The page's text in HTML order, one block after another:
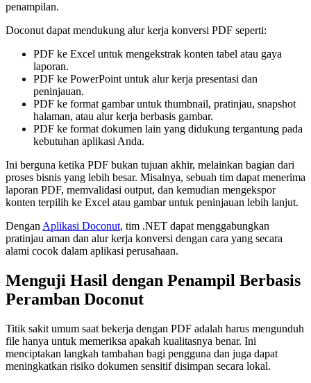
penampilan.
Doconut dapat mendukung alur kerja konversi PDF seperti:
PDF ke Excel untuk mengekstrak konten tabel atau gaya
laporan.
PDF ke PowerPoint untuk alur kerja presentasi dan
peninjauan.
PDF ke format gambar untuk thumbnail, pratinjau, snapshot
halaman, atau alur kerja berbasis gambar.
PDF ke format dokumen lain yang didukung tergantung pada
kebutuhan aplikasi Anda.
Ini berguna ketika PDF bukan tujuan akhir, melainkan bagian dari
proses bisnis yang lebih besar. Misalnya, sebuah tim dapat menerima
laporan PDF, memvalidasi output, dan kemudian mengekspor
konten terpilih ke Excel atau gambar untuk peninjauan lebih lanjut.
DenganAplikasi Doconut, tim .NET dapat menggabungkan
pratinjau aman dan alur kerja konversi dengan cara yang secara
alami cocok dalam aplikasi perusahaan.
Menguji Hasil dengan Penampil Berbasis
Peramban Doconut
Titik sakit umum saat bekerja dengan PDF adalah harus mengunduh
file hanya untuk memeriksa apakah kualitasnya benar. Ini
menciptakan langkah tambahan bagi pengguna dan juga dapat
meningkatkan risiko dokumen sensitif disimpan secara lokal.